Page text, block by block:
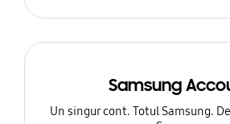
Samsung
Un singur cont. Totul Samsung.